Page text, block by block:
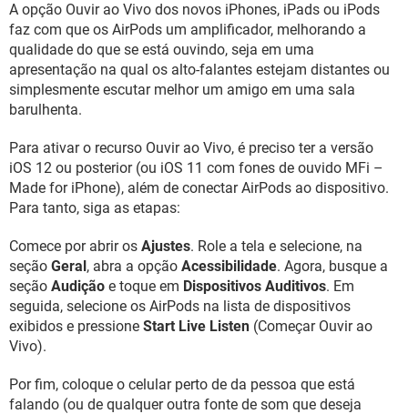
A opção Ouvir ao Vivo dos novos iPhones, iPads ou iPods
faz com que os AirPods um amplificador, melhorando a
qualidade do que se está ouvindo, seja em uma
apresentação na qual os alto-falantes estejam distantes ou
simplesmente escutar melhor um amigo em uma sala
barulhenta.
Para ativar o recurso Ouvir ao Vivo, é preciso ter a versão
iOS 12 ou posterior (ou iOS 11 com fones de ouvido MFi –
Made for iPhone), além de conectar AirPods ao dispositivo.
Para tanto, siga as etapas:
Comece por abrir os Ajustes. Role a tela e selecione, na
seção Geral, abra a opção Acessibilidade. Agora, busque a
seção Audição e toque em Dispositivos Auditivos. Em
seguida, selecione os AirPods na lista de dispositivos
exibidos e pressione Start Live Listen (Começar Ouvir ao
Vivo).
Por fim, coloque o celular perto de da pessoa que está
falando (ou de qualquer outra fonte de som que deseja